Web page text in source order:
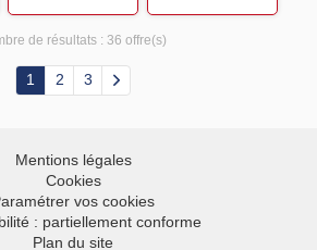
IH/DIS/DEL
F/H
HLA F/H
de résultats : 36 offre(s)
1 2 3
Mentions légales
Cookies
vos cookies
: partiellement conforme
Plan du site